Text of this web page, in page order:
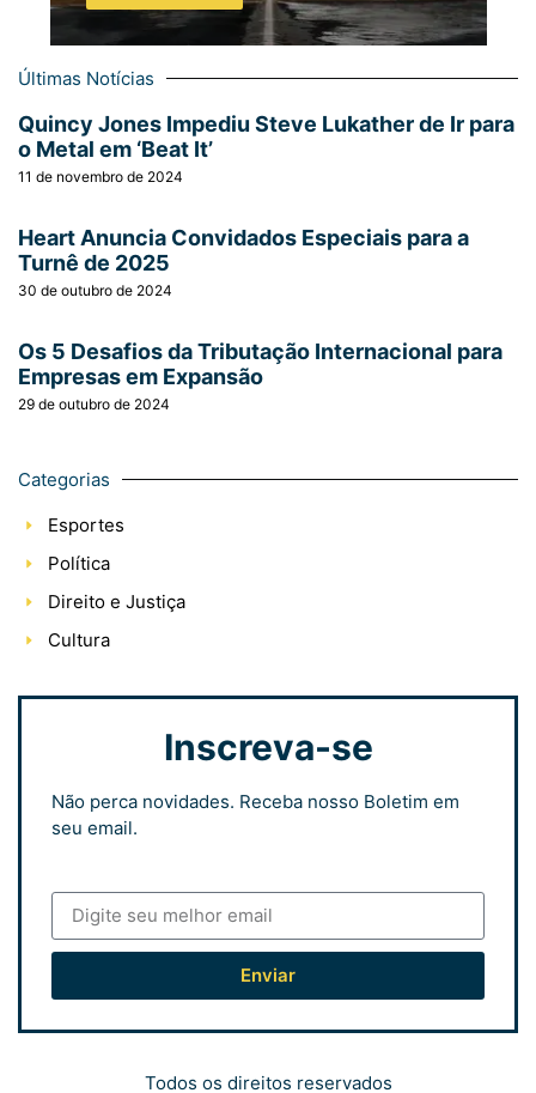
Últimas Notícias
Quincy Jones Impediu Steve Lukather de Ir para
o Metal em ‘Beat It’
11 de novembro de 2024
Heart Anuncia Convidados Especiais para a
Turnê de 2025
30 de outubro de 2024
Os 5 Desafios da Tributação Internacional para
Empresas em Expansão
29 de outubro de 2024
Categorias
Esportes
Política
Direito e Justiça
Cultura
Inscreva-se
Não perca novidades. Receba nosso Boletim em
seu email.
Enviar
Todos os direitos reservados